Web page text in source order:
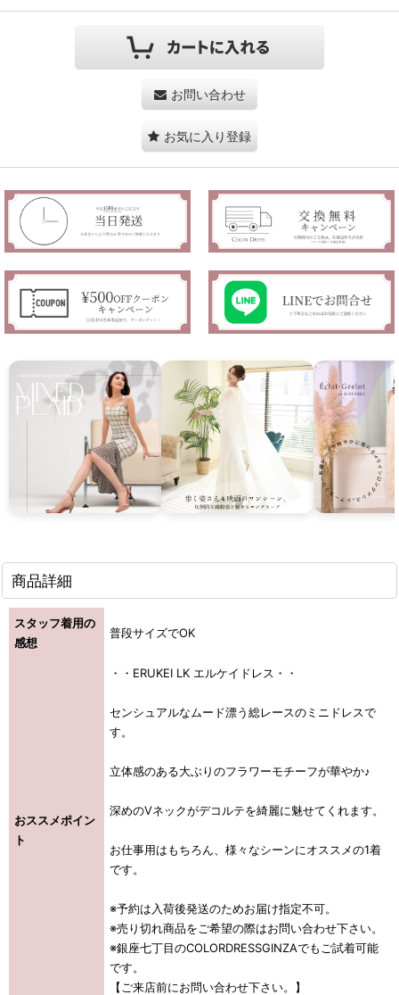
お問い合わせ
お気に入り登録
商品詳細
スタッフ着用の
感想
普段サイズでOK
おススメポイン
ト
・・ERUKEI LK エルケイドレス・・
センシュアルなムード漂う総レースのミニドレスで
す。
立体感のある大ぶりのフラワーモチーフが華やか♪
深めのVネックがデコルテを綺麗に魅せてくれます。
お仕事用はもちろん、様々なシーンにオススメの1着
です。
※予約は入荷後発送のためお届け指定不可。
※売り切れ商品をご希望の際はお問い合わせ下さい。
※銀座七丁目のCOLORDRESSGINZAでもご試着可能
です。
【ご来店前にお問い合わせ下さい。】